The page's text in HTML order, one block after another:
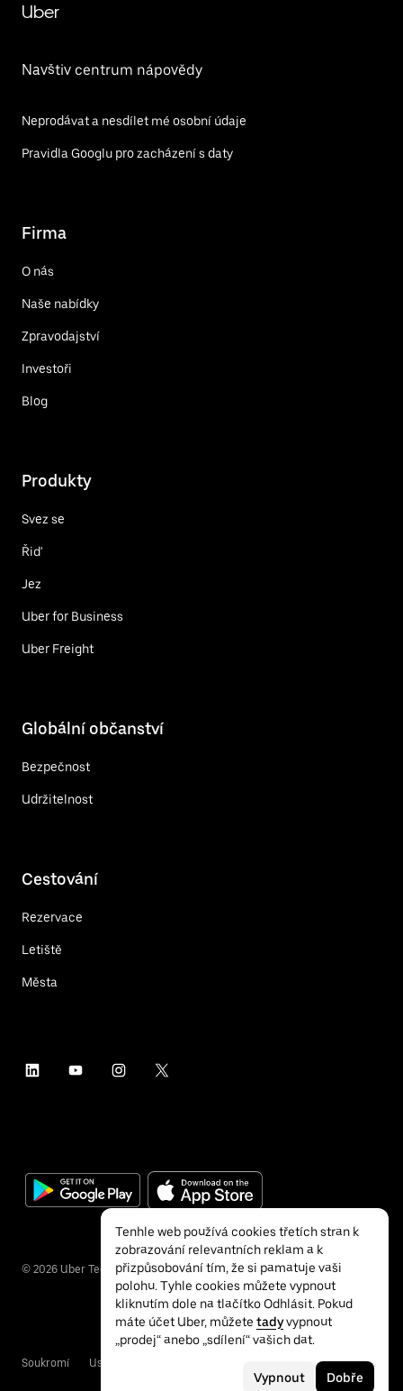
Uber
Navštiv centrum nápovědy
Neprodávat a nesdílet mé osobní údaje
Pravidla Googlu pro zacházení s daty
Firma
O nás
Naše nabídky
Zpravodajství
Investoři
Blog
Produkty
Svez se
Řiď
Jez
Uber for Business
Uber Freight
Globální občanství
Bezpečnost
Udržitelnost
Cestování
Rezervace
Letiště
Města
© 2026 Uber Technologies Inc.
Soukromí Usnadnění přístupu
Tenhle web používá cookies třetích stran k
zobrazování relevantních reklam a k
přizpůsobování tím, že si pamatuje vaši
polohu. Tyhle cookies můžete vypnout
kliknutím dole na tlačítko Odhlásit. Pokud
máte účet Uber, můžete tadyvypnout
„prodej“ anebo „sdílení“ vašich dat.
Vypnout Dobře